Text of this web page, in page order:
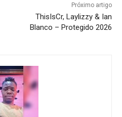
Próximo artigo
ThisIsCr, Laylizzy & Ian
Blanco – Protegido 2026